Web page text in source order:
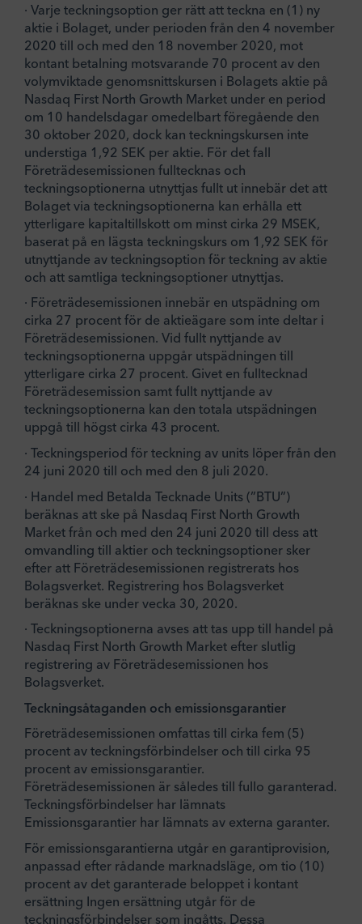
· Varje teckningsoption ger rätt att teckna en (1) ny
aktie i Bolaget, under perioden från den 4 november
2020 till och med den 18 november 2020, mot
kontant betalning motsvarande 70 procent av den
volymviktade genomsnittskursen i Bolagets aktie på
Nasdaq First North Growth Market under en period
om 10 handelsdagar omedelbart föregående den
30 oktober 2020, dock kan teckningskursen inte
understiga 1,92 SEK per aktie. För det fall
Företrädesemissionen fulltecknas och
teckningsoptionerna utnyttjas fullt ut innebär det att
Bolaget via teckningsoptionerna kan erhålla ett
ytterligare kapitaltillskott om minst cirka 29 MSEK,
baserat på en lägsta teckningskurs om 1,92 SEK för
utnyttjande av teckningsoption för teckning av aktie
och att samtliga teckningsoptioner utnyttjas.
· Företrädesemissionen innebär en utspädning om
cirka 27 procent för de aktieägare som inte deltar i
Företrädesemissionen. Vid fullt nyttjande av
teckningsoptionerna uppgår utspädningen till
ytterligare cirka 27 procent. Givet en fulltecknad
Företrädesemission samt fullt nyttjande av
teckningsoptionerna kan den totala utspädningen
uppgå till högst cirka 43 procent.
· Teckningsperiod för teckning av units löper från den
24 juni 2020 till och med den 8 juli 2020.
· Handel med Betalda Tecknade Units (”BTU”)
beräknas att ske på Nasdaq First North Growth
Market från och med den 24 juni 2020 till dess att
omvandling till aktier och teckningsoptioner sker
efter att Företrädesemissionen registrerats hos
Bolagsverket. Registrering hos Bolagsverket
beräknas ske under vecka 30, 2020.
· Teckningsoptionerna avses att tas upp till handel på
Nasdaq First North Growth Market efter slutlig
registrering av Företrädesemissionen hos
Bolagsverket.
Teckningsåtaganden och emissionsgarantier
Företrädesemissionen omfattas till cirka fem (5)
procent av teckningsförbindelser och till cirka 95
procent av emissionsgarantier.
Företrädesemissionen är således till fullo garanterad.
Teckningsförbindelser har lämnats
Emissionsgarantier har lämnats av externa garanter.
För emissionsgarantierna utgår en garantiprovision,
anpassad efter rådande marknadsläge, om tio (10)
procent av det garanterade beloppet i kontant
ersättning Ingen ersättning utgår för de
teckningsförbindelser som ingåtts. Dessa